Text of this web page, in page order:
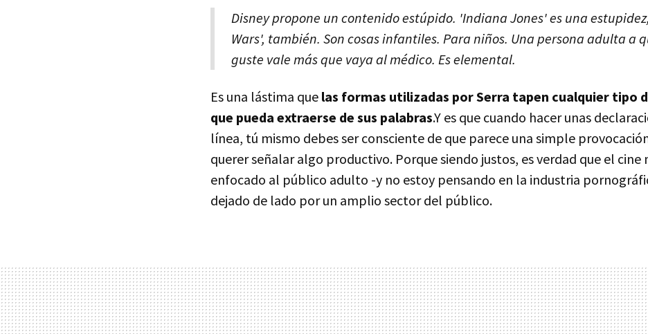
Disney propone un contenido estúpido. 'Indiana Jones' es una
Wars', también. Son cosas infantiles. Para niños. Una persona adulta a
guste vale más que vaya al médico. Es elemental.
Es una lástima que las formas utilizadas por Serra tapen cualquier tipo
que pueda extraerse de sus palabras.Y es que cuando hacer unas
línea, tú mismo debes ser consciente de que parece una simple
querer señalar algo productivo. Porque siendo justos, es verdad que el cine
enfocado al público adulto -y no estoy pensando en la industria
dejado de lado por un amplio sector del público.